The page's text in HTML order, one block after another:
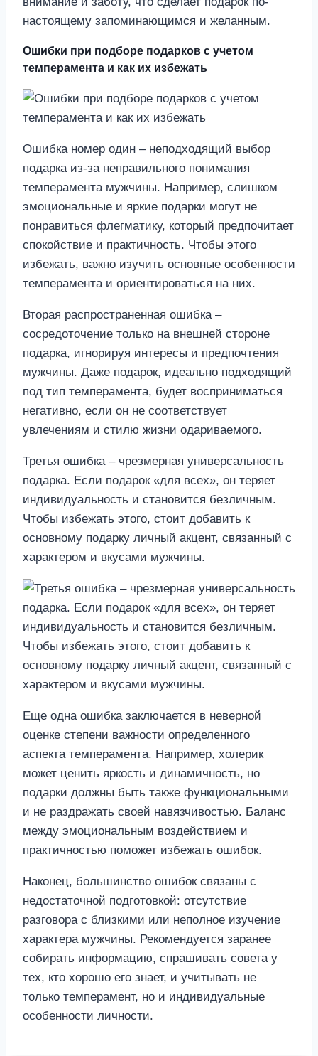
настоящему запоминающимся и желанным.
Ошибки при подборе подарков с учетом
темперамента и как их избежать
Ошибка номер один – неподходящий выбор
подарка из-за неправильного понимания
темперамента мужчины. Например, слишком
эмоциональные и яркие подарки могут не
понравиться флегматику, который предпочитает
спокойствие и практичность. Чтобы этого
избежать, важно изучить основные особенности
темперамента и ориентироваться на них.
Вторая распространенная ошибка –
сосредоточение только на внешней стороне
подарка, игнорируя интересы и предпочтения
мужчины. Даже подарок, идеально подходящий
под тип темперамента, будет восприниматься
негативно, если он не соответствует
увлечениям и стилю жизни одариваемого.
Третья ошибка – чрезмерная универсальность
подарка. Если подарок «для всех», он теряет
индивидуальность и становится безличным.
Чтобы избежать этого, стоит добавить к
основному подарку личный акцент, связанный с
характером и вкусами мужчины.
Еще одна ошибка заключается в неверной
оценке степени важности определенного
аспекта темперамента. Например, холерик
может ценить яркость и динамичность, но
подарки должны быть также функциональными
и не раздражать своей навязчивостью. Баланс
между эмоциональным воздействием и
практичностью поможет избежать ошибок.
Наконец, большинство ошибок связаны с
недостаточной подготовкой: отсутствие
разговора с близкими или неполное изучение
характера мужчины. Рекомендуется заранее
собирать информацию, спрашивать совета у
тех, кто хорошо его знает, и учитывать не
только темперамент, но и индивидуальные
особенности личности.